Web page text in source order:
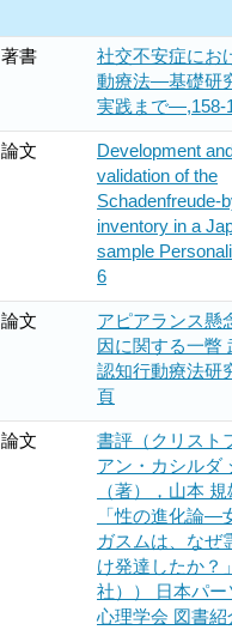
著書
社交不安症にお
動療法―基礎研
実践まで―,158-
論文
Development
validation of the
Schadenfreude-
inventory in a
sample
6
論文
アピアランス懸
因に関する一瞥
認知行動療法研
頁
論文
書評（クリスト
アン・カシルダ
（著），山本 規
「性の進化論—
ガスムは、なぜ
け発達したか？
社）） 日本パー
心理学会 図書紹